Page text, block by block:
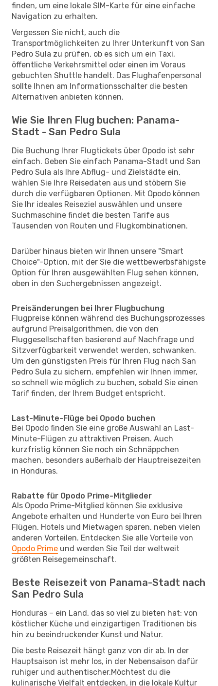
finden, um eine lokale SIM-Karte für eine einfache
Navigation zu erhalten.
Vergessen Sie nicht, auch die
Transportmöglichkeiten zu Ihrer Unterkunft von San
Pedro Sula zu prüfen, ob es sich um ein Taxi,
öffentliche Verkehrsmittel oder einen im Voraus
gebuchten Shuttle handelt. Das Flughafenpersonal
sollte Ihnen am Informationsschalter die besten
Alternativen anbieten können.
Wie Sie Ihren Flug buchen: Panama-
Stadt - San Pedro Sula
Die Buchung Ihrer Flugtickets über Opodo ist sehr
einfach. Geben Sie einfach Panama-Stadt und San
Pedro Sula als Ihre Abflug- und Zielstädte ein,
wählen Sie Ihre Reisedaten aus und stöbern Sie
durch die verfügbaren Optionen. Mit Opodo können
Sie Ihr ideales Reiseziel auswählen und unsere
Suchmaschine findet die besten Tarife aus
Tausenden von Routen und Flugkombinationen.
Darüber hinaus bieten wir Ihnen unsere "Smart
Choice"-Option, mit der Sie die wettbewerbsfähigste
Option für Ihren ausgewählten Flug sehen können,
oben in den Suchergebnissen angezeigt.
Preisänderungen bei Ihrer Flugbuchung
Flugpreise können während des Buchungsprozesses
aufgrund Preisalgorithmen, die von den
Fluggesellschaften basierend auf Nachfrage und
Sitzverfügbarkeit verwendet werden, schwanken.
Um den günstigsten Preis für Ihren Flug nach San
Pedro Sula zu sichern, empfehlen wir Ihnen immer,
so schnell wie möglich zu buchen, sobald Sie einen
Tarif finden, der Ihrem Budget entspricht.
Last-Minute-Flüge bei Opodo buchen
Bei Opodo finden Sie eine große Auswahl an Last-
Minute-Flügen zu attraktiven Preisen. Auch
kurzfristig können Sie noch ein Schnäppchen
machen, besonders außerhalb der Hauptreisezeiten
in Honduras.
Rabatte für Opodo Prime-Mitglieder
Als Opodo Prime-Mitglied können Sie exklusive
Angebote erhalten und Hunderte von Euro bei Ihren
Flügen, Hotels und Mietwagen sparen, neben vielen
anderen Vorteilen. Entdecken Sie alle Vorteile von
Opodo Prime und werden Sie Teil der weltweit
größten Reisegemeinschaft.
Beste Reisezeit von Panama-Stadt nach
San Pedro Sula
Honduras – ein Land, das so viel zu bieten hat: von
köstlicher Küche und einzigartigen Traditionen bis
hin zu beeindruckender Kunst und Natur.
Die beste Reisezeit hängt ganz von dir ab. In der
Hauptsaison ist mehr los, in der Nebensaison dafür
ruhiger und authentischer.Möchtest du die
kulinarische Vielfalt entdecken, in die lokale Kultur